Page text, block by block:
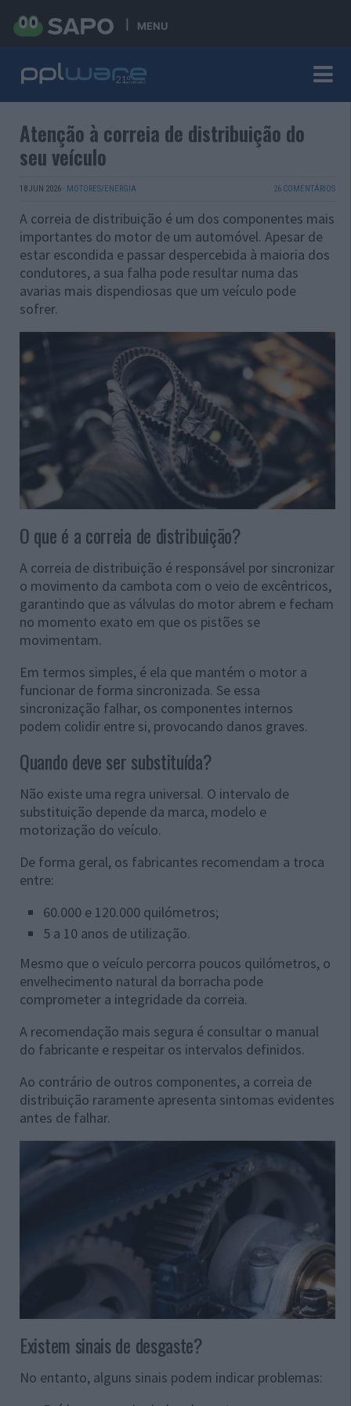
MENU
Atenção à correia de distribuição do
seu veículo
18 JUN 2026 · MOTORES/ENERGIA 26 COMENTÁRIOS
A correia de distribuição é um dos componentes mais
importantes do motor de um automóvel. Apesar de
estar escondida e passar despercebida à maioria dos
condutores, a sua falha pode resultar numa das
avarias mais dispendiosas que um veículo pode
sofrer.
O que é a correia de distribuição?
A correia de distribuição é responsável por sincronizar
o movimento da cambota com o veio de excêntricos,
garantindo que as válvulas do motor abrem e fecham
no momento exato em que os pistões se
movimentam.
Em termos simples, é ela que mantém o motor a
funcionar de forma sincronizada. Se essa
sincronização falhar, os componentes internos
podem colidir entre si, provocando danos graves.
Quando deve ser substituída?
Não existe uma regra universal. O intervalo de
substituição depende da marca, modelo e
motorização do veículo.
De forma geral, os fabricantes recomendam a troca
entre:
60.000 e 120.000 quilómetros;
5 a 10 anos de utilização.
Mesmo que o veículo percorra poucos quilómetros, o
envelhecimento natural da borracha pode
comprometer a integridade da correia.
A recomendação mais segura é consultar o manual
do fabricante e respeitar os intervalos definidos.
Ao contrário de outros componentes, a correia de
distribuição raramente apresenta sintomas evidentes
antes de falhar.
Existem sinais de desgaste?
No entanto, alguns sinais podem indicar problemas: